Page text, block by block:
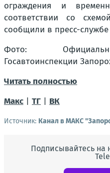
ограждения и
соответствии со
сообщили в пресс-
Фото:
Госавтоинспекции
Читать полностью
Макс
ТГ ВК
Источник: Канал в МАКС
Подписывайтесь